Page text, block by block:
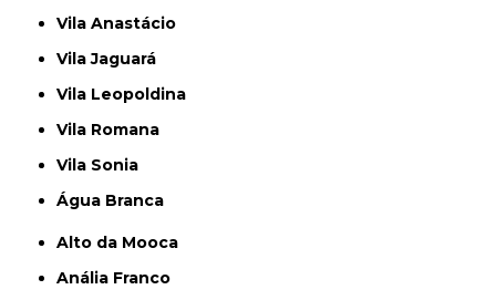
Vila Anastácio
Vila Jaguará
Vila Leopoldina
Vila Romana
Vila Sonia
Água Branca
Alto da Mooca
Anália Franco